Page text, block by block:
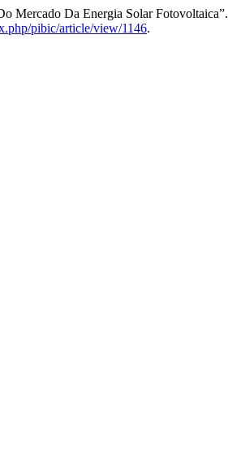
Mercado Da Energia Solar Fotovoltaica”.
pibic/article/view/1146.